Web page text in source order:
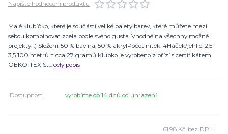
Napište hodnocení produktu
Malé klubíčko, které je součástí veliké palety barev, které můžete mezi
sebou kombinovat zcela podle svého gusta. Vhodné na všechny možné
projekty. :) Složení: 50 % bavlna, 50 % akrylPočet nitek: 4Háček/jehlic: 2,5-
3,5 100 metrů = cca 27 gramů Klubko je vyrobeno z přízí s certifikátem
OEKO-TEX St... celý popis
Dostupnost vyrobíme do 14 dnů od uhrazení
61,98 Kč bez DPH